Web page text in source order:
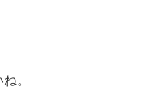
。